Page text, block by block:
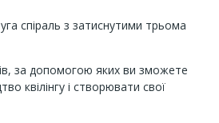
спіраль з затиснутими трьома
за допомогою яких ви зможете
квілінгу і створювати свої